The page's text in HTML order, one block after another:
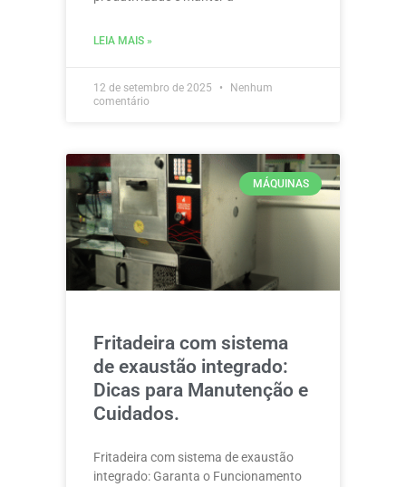
LEIA MAIS »
12 de setembro de 2025
Nenhum
comentário
MÁQUINAS
Fritadeira com sistema
de exaustão integrado:
Dicas para Manutenção e
Cuidados.
Fritadeira com sistema de exaustão
integrado: Garanta o Funcionamento